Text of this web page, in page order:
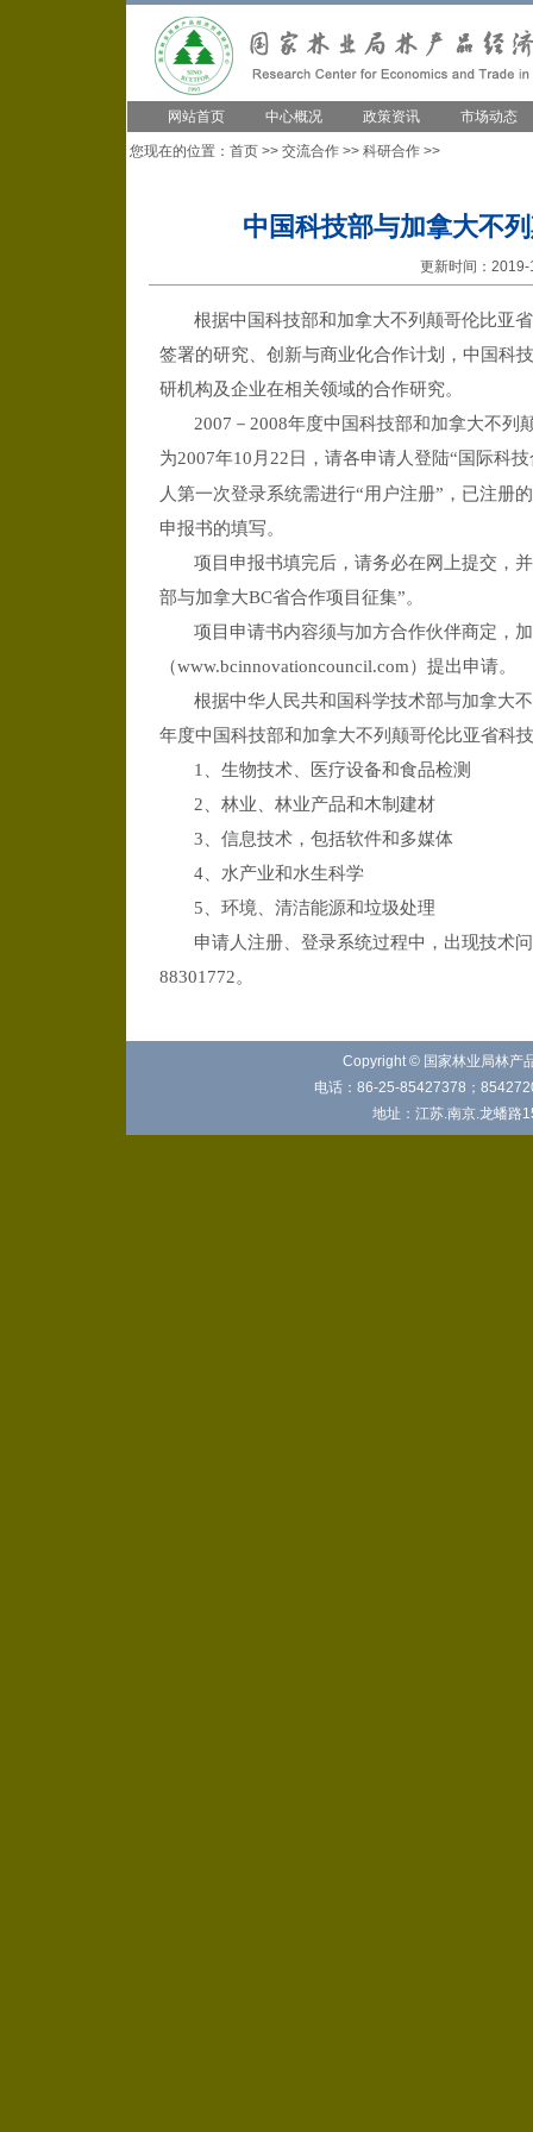
网站首页 中心概况 政策资讯 市场动态
您现在的位置： 首页 >> 交流合作 >> 科研合作 >>
中国科技部与加拿大不
更新时间：
根据中国科技部和加拿大不列颠哥伦比亚
签署的研究、创新与商业化合作计划，中国科
研机构及企业在相关领域的合作研究。
2007 －2008年度中国科技部和加拿大不
为2007年10月22日，请各申请人登陆“国际科
人第一次登录系统需进行“用户注册”，已注册
申报书的填写。
项目申报书填完后，请务必在网上提交，
部与加拿大BC省合作项目征集”。
项目申请书内容须与加方合作伙伴商定，
（www.bcinnovationcouncil.com）提出申请。
根据中华人民共和国科学技术部与加拿大
年度中国科技部和加拿大不列颠哥伦比亚省科
1、生物技术、医疗设备和食品检测
2、林业、林业产品和木制建材
3、信息技术，包括软件和多媒体
4、水产业和水生科学
5、环境、清洁能源和垃圾处理
申请人注册、登录系统过程中，出现技术
88301772。
Copyright © 国家林业局林产
电话：86-25-85427378；
地址：江苏.南京.龙蟠路